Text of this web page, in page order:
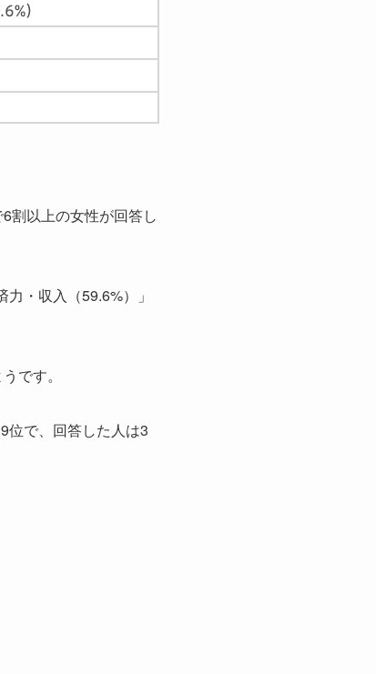
割以上の女性が回答し
・収入（59.6%）」
です。
位で、回答した人は3